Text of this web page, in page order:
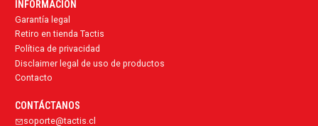
INFORMACIÓN
Garantía legal
Retiro en tienda Tactis
Política de privacidad
Disclaimer legal de uso de productos
Contacto
CONTÁCTANOS
soporte@tactis.cl